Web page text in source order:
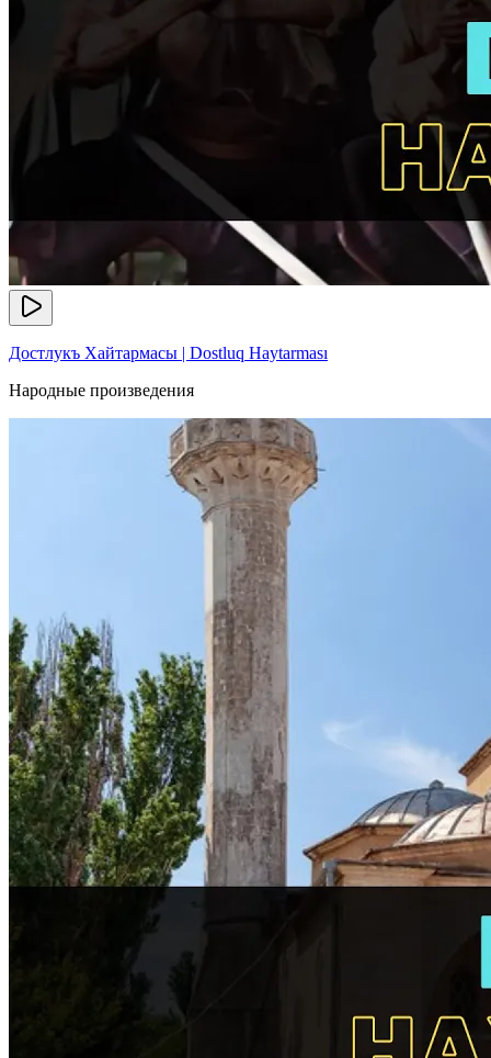
Достлукъ Хайтармасы | Dostluq Haytarması
Народные произведения